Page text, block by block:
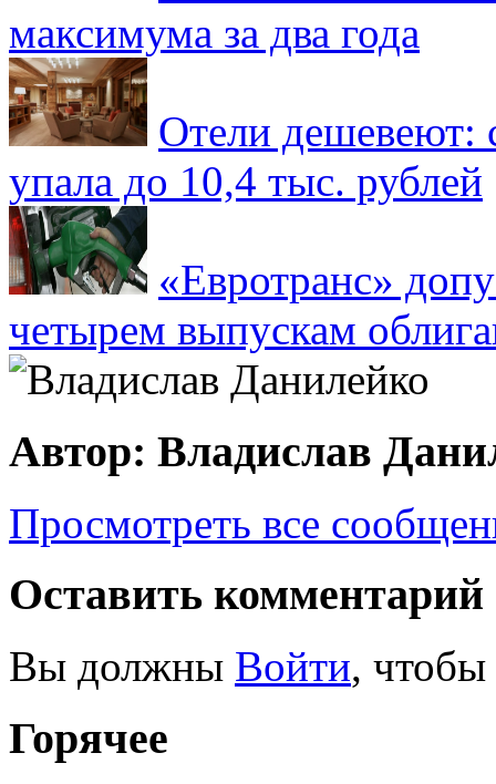
максимума за два года
Отели дешевеют:
упала до 10,4 тыс. рублей
«Евротранс»
четырем выпускам
Автор: Владислав
Просмотреть все
Оставить комментарий
Вы должны Войти, чтобы
Горячее